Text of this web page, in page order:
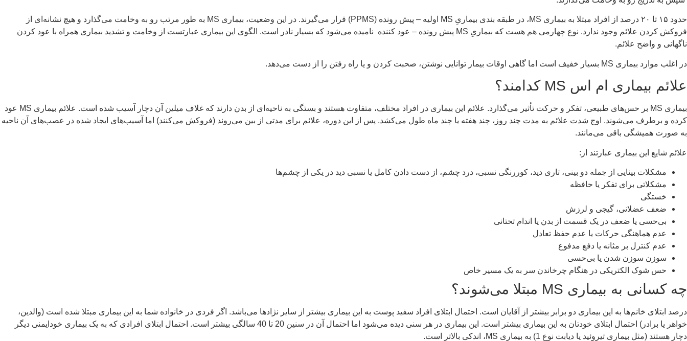
حدود ۱۵ تا ۲۰‌ درصد از افراد مبتلا به بیماری MS، در طبقه بندی بیماریِ MS اولیه – پیش رونده (PPMS) قرار می‌گیرند. در این وضعیت، بیماری MS به طور مرتب رو به وخامت می‌گذارد و هیچ نشانه‌ای از
فروکش کردن علائم وجود ندارد. نوع چهارمی هم هست که بیماریِ MS پیش رونده – عود کننده نامیده می‌شود که بسیار نادر است. الگوی این بیماری عبارتست از وخامت و تشدید بیماری همراه با عود کردن
ناگهانی و واضح علائم.
در اغلب موارد بیماری MS بسیار خفیف است اما گاهی اوقات بیمار توانایی نوشتن، صحبت کردن و یا راه رفتن را از دست می‌دهد.
علائم بیماری ام اس MS کدامند؟
بیماری MS بر حس‌های طبیعی، تفکر و حرکت تأثیر می‌گذارد. علائم این بیماری در افراد مختلف، متفاوت هستند و بستگی به ناحیه‌ای از بدن دارند که غلاف میلین آن دچار آسیب شده است. علائم بیماری MS عود
کرده و برطرف می‌شوند. اوج شدت علائم به مدت چند روز، چند هفته یا چند ماه طول می‌کشد. پس از این دوره، علائم برای مدتی از بین می‌روند (فروکش می‌کنند) اما آسیب‌های ایجاد شده در عصب‌های آن ناحیه
به صورت همیشگی باقی می‌مانند.
علائم شایع این بیماری عبارتند از:
مشکلات بینایی از جمله دو بینی، تاری دید، کوررنگی نسبی، درد چشم، از دست دادن کامل یا نسبی دید در یکی از چشم‌ها
مشکلاتی برای تفکر یا حافظه
خستگی
ضعف عضلانی، گیجی و لرزش
بی‌حسی یا ضعف در یک قسمت از بدن یا اندام تحتانی
عدم هماهنگی حرکات یا عدم حفظ تعادل
عدم کنترل بر مثانه یا دفع مدفوع
سوزن سوزن شدن یا بی‌حسی
حس شوک الکتریکی در هنگام چرخاندن سر به یک مسیر خاص
چه کسانی به بیماری MS مبتلا می‌شوند؟
درصد ابتلای خانم‌ها به این بیماری دو برابر بیشتر از آقایان است. احتمال ابتلای افراد سفید پوست به این بیماری بیشتر از سایر نژادها می‌باشد. اگر فردی در خانواده شما به این بیماری مبتلا شده است (والدین،
خواهر یا برادر) احتمال ابتلای خودتان به این بیماری بیشتر است. این بیماری در هر سنی دیده می‌شود اما احتمال آن در سنین 20 تا 40 سالگی بیشتر است. احتمال ابتلای افرادی که به یک بیماری خودایمنی دیگر
دچار هستند (مثل بیماری تیروئید یا دیابت نوع 1) به بیماری MS، اندکی بالاتر است.